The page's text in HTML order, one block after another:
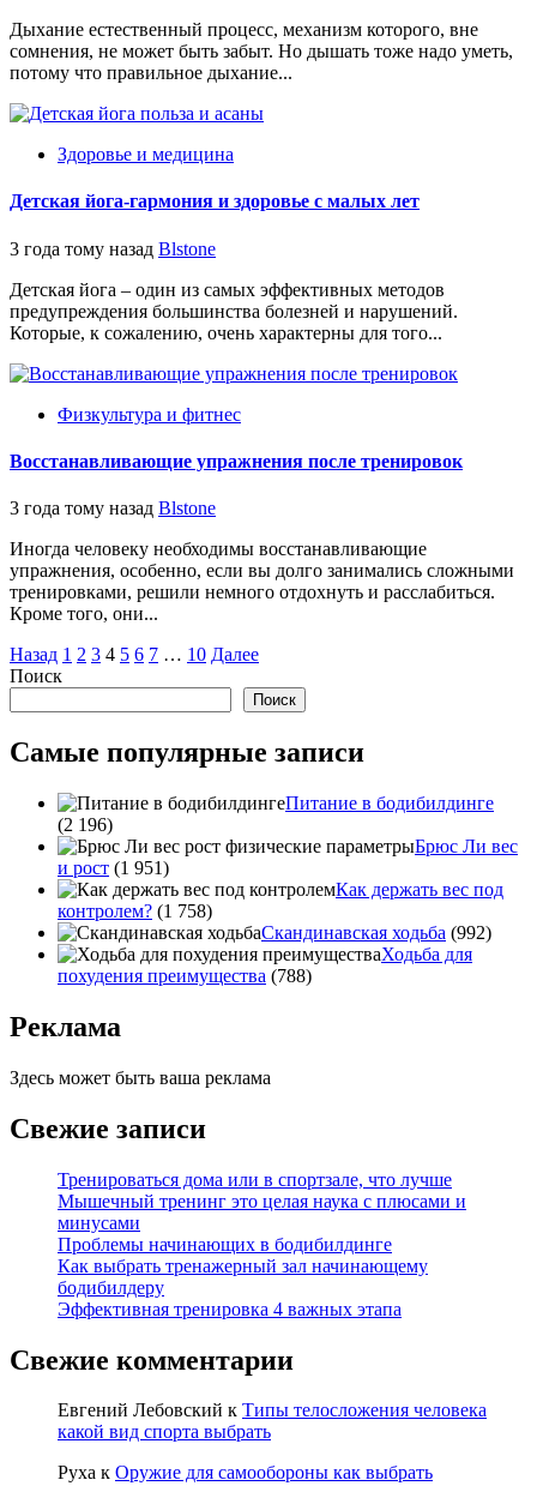
Дыхание естественный процесс, механизм которого, вне
сомнения, не может быть забыт. Но дышать тоже надо уметь,
потому что правильное дыхание...
Здоровье и медицина
Детская йога-гармония и здоровье с малых лет
3 года тому назад Blstone
Детская йога – один из самых эффективных методов
предупреждения большинства болезней и нарушений.
Которые, к сожалению, очень характерны для того...
Физкультура и фитнес
Восстанавливающие упражнения после тренировок
3 года тому назад Blstone
Иногда человеку необходимы восстанавливающие
упражнения, особенно, если вы долго занимались сложными
тренировками, решили немного отдохнуть и расслабиться.
Кроме того, они...
Пагинация
записей
Назад 1 2 3 4 5 6 7 … 10 Далее
Поиск
Поиск
Самые популярные записи
Питание в бодибилдинге
(2 196)
Брюс Ли вес
и рост (1 951)
Как держать вес под
контролем? (1 758)
Скандинавская ходьба (992)
Ходьба для
похудения преимущества (788)
Реклама
Здесь может быть ваша реклама
Свежие записи
Тренироваться дома или в спортзале, что лучше
Мышечный тренинг это целая наука с плюсами и
минусами
Проблемы начинающих в бодибилдинге
Как выбрать тренажерный зал начинающему
бодибилдеру
Эффективная тренировка 4 важных этапа
Свежие комментарии
Евгений Лебовский к Типы телосложения человека
какой вид спорта выбрать
Руха к Оружие для самообороны как выбрать